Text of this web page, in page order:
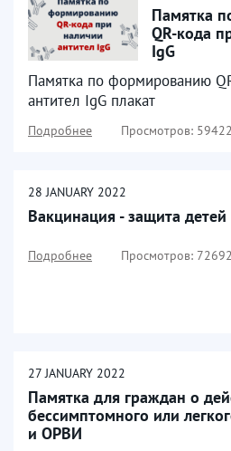
Памятка
QR-кода
IgG
Памятка по формированию
антител IgG плакат
Подробнее Просмотров: 59422
28 JANUARY 2022
Вакцинация - защита детей
Подробнее Просмотров: 72692
27 JANUARY 2022
Памятка для граждан о
бессимптомного или
и ОРВИ